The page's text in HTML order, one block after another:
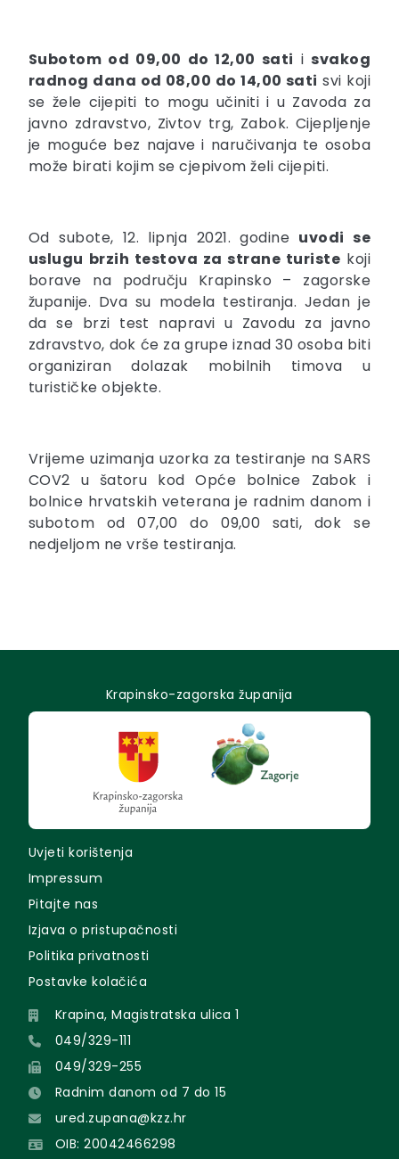
Subotom od 09,00 do 12,00 sati i svakog
radnog dana od 08,00 do 14,00 sati svi koji
se žele cijepiti to mogu učiniti i u Zavoda za
javno zdravstvo, Zivtov trg, Zabok. Cijepljenje
je moguće bez najave i naručivanja te osoba
može birati kojim se cjepivom želi cijepiti.
Od subote, 12. lipnja 2021. godine uvodi se
uslugu brzih testova za strane turiste koji
borave na području Krapinsko – zagorske
županije. Dva su modela testiranja. Jedan je
da se brzi test napravi u Zavodu za javno
zdravstvo, dok će za grupe iznad 30 osoba biti
organiziran dolazak mobilnih timova u
turističke objekte.
Vrijeme uzimanja uzorka za testiranje na SARS
COV2 u šatoru kod Opće bolnice Zabok i
bolnice hrvatskih veterana je radnim danom i
subotom od 07,00 do 09,00 sati, dok se
nedjeljom ne vrše testiranja.
Krapinsko-zagorska županija
Uvjeti korištenja
Impressum
Pitajte nas
Izjava o pristupačnosti
Politika privatnosti
Postavke kolačića
Krapina, Magistratska ulica 1
049/329-111
049/329-255
Radnim danom od 7 do 15
ured.zupana@kzz.hr
OIB: 20042466298